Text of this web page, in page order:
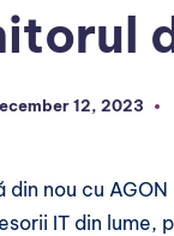
12, 2023
nou cu
IT din lume,